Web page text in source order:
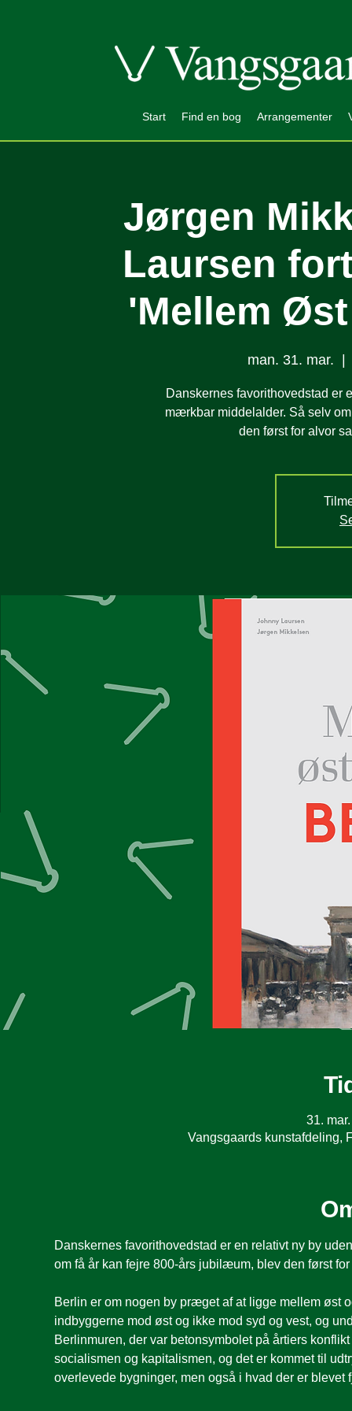
Start Find en bog Arrangementer
Jørgen
Laursen
'Mellem
man. 31. mar.
Danskernes favorithovedstad er
mærkbar middelalder. Så selv
den først for alvor
31.
Vangsgaards kunstafdeling,
Danskernes favorithovedstad er en relativt ny by
om få år kan fejre 800-års jubilæum, blev den først
Berlin er om nogen by præget af at ligge mellem øst
indbyggerne mod øst og ikke mod syd og vest, og
Berlinmuren, der var betonsymbolet på årtiers
socialismen og kapitalismen, og det er kommet til
overlevede bygninger, men også i hvad der er blevet